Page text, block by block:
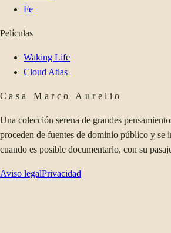
Fe
Películas
Waking Life
Cloud Atlas
Casa Marco Aurelio
Una colección serena de grandes
proceden de fuentes de dominio público y se
cuando es posible documentarlo, con su
Aviso legalPrivacidad